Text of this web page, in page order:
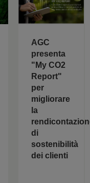
AGC
presenta
"My CO2
Report"
per
migliorare
la
di
sostenibilità
dei clienti